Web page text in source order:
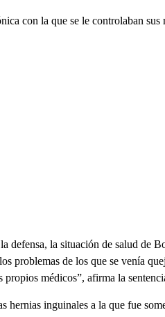
con la que se le controlaban sus
defensa, la situación de salud de
problemas de los que se venía
médicos”, afirma la
hernias inguinales a la que fue